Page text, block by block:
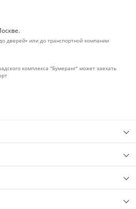
дверей» или до транспортной компании
комплекса "Бумеранг" может заехать